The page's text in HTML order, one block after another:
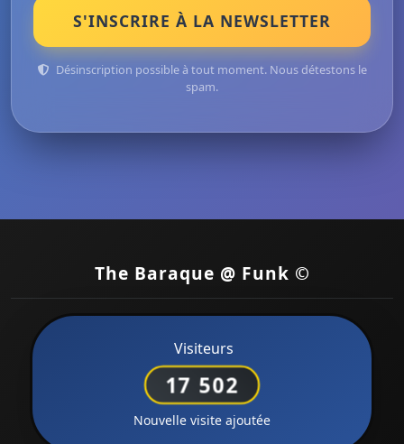
S'INSCRIRE À LA NEWSLETTER
Désinscription possible à tout moment. Nous détestons le
spam.
The Baraque @ Funk ©
Visiteurs
17 502
Nouvelle visite ajoutée